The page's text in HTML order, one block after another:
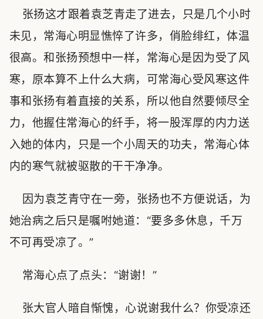
张扬这才跟着袁芝青走了进去，只是几个小时
未见，常海心明显憔悴了许多，俏脸绯红，体温
很高。和张扬预想中一样，常海心是因为受了风
寒，原本算不上什么大病，可常海心受风寒这件
事和张扬有着直接的关系，所以他自然要倾尽全
力，他握住常海心的纤手，将一股浑厚的内力送
入她的体内，只是一个小周天的功夫，常海心体
内的寒气就被驱散的干干净净。
因为袁芝青守在一旁，张扬也不方便说话，为
她治病之后只是嘱咐她道：“要多多休息，千万
不可再受凉了。”
常海心点了点头：“谢谢！”
张大官人暗自惭愧，心说谢我什么？你受凉还